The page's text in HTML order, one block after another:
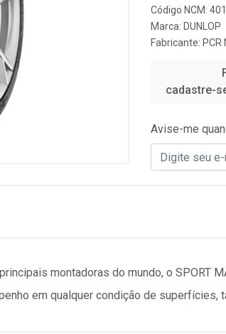
Código NCM:
Marca: DUNLOP
Fabricante: PCR
cadastre-
Avise-me
montadoras do mundo, o SPORT
em qualquer condição de superfícies,